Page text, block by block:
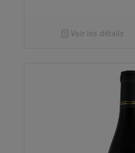
Voir les détails